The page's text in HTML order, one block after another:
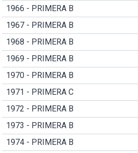
1966 - PRIMERA B
1967 - PRIMERA B
1968 - PRIMERA B
1969 - PRIMERA B
1970 - PRIMERA B
1971 - PRIMERA C
1972 - PRIMERA B
1973 - PRIMERA B
1974 - PRIMERA B